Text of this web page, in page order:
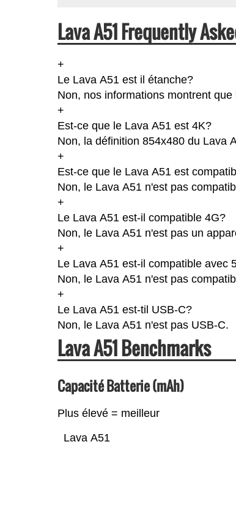
Lava A51 Frequently
+
Le Lava A51 est il étanche?
Non, nos informations montrent
+
Est-ce que le Lava A51 est 4K?
Non, la définition 854x480 du Lava
+
Est-ce que le Lava A51 est
Non, le Lava A51 n'est pas
+
Le Lava A51 est-il compatible 4G?
Non, le Lava A51 n'est pas un
+
Le Lava A51 est-il compatible avec
Non, le Lava A51 n'est pas
+
Le Lava A51 est-til USB-C?
Non, le Lava A51 n'est pas USB-C.
Lava A51 Benchmarks
Capacité Batterie (mAh)
Plus élevé = meilleur
Lava A51